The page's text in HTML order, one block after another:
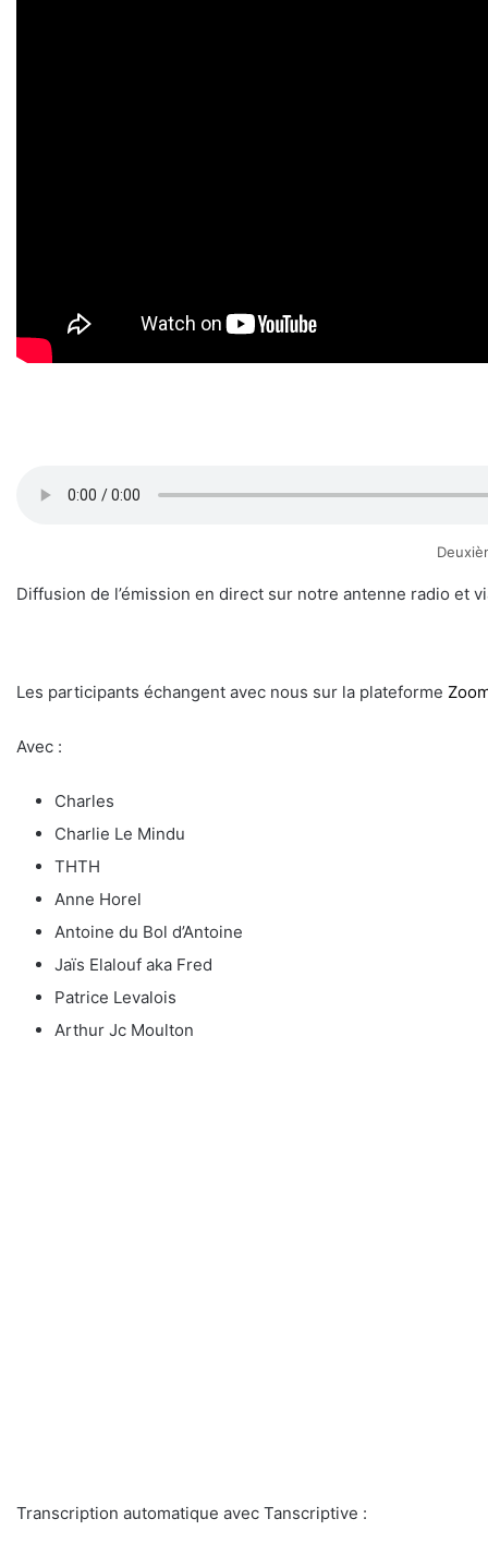
Diffusion de l’émission en direct sur notre antenne radio et
Les participants échangent avec nous sur la plateforme
Avec :
Charles
Charlie Le Mindu
THTH
Anne Horel
Antoine du Bol d’Antoine
Jaïs Elalouf aka Fred
Patrice Levalois
Arthur Jc Moulton
Transcription automatique avec Tanscriptive :